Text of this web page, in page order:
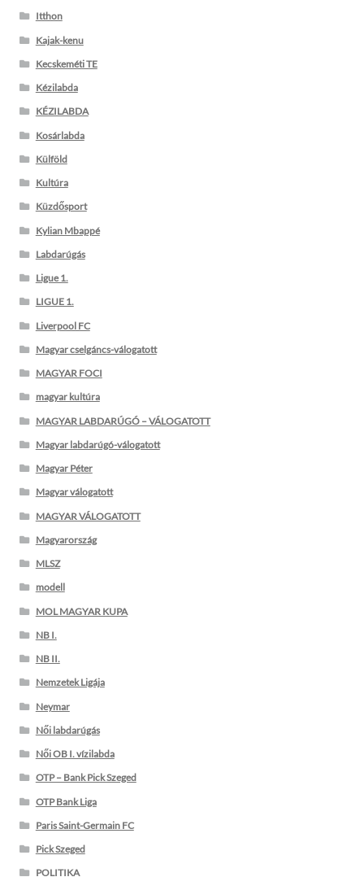
Itthon
Kajak-kenu
Kecskeméti TE
Kézilabda
KÉZILABDA
Kosárlabda
Külföld
Kultúra
Küzdősport
Kylian Mbappé
Labdarúgás
Ligue 1.
LIGUE 1.
Liverpool FC
Magyar cselgáncs-válogatott
MAGYAR FOCI
magyar kultúra
MAGYAR LABDARÚGÓ – VÁLOGATOTT
Magyar labdarúgó-válogatott
Magyar Péter
Magyar válogatott
MAGYAR VÁLOGATOTT
Magyarország
MLSZ
modell
MOL MAGYAR KUPA
NB I.
NB II.
Nemzetek Ligája
Neymar
Női labdarúgás
Női OB I. vízilabda
OTP – Bank Pick Szeged
OTP Bank Liga
Paris Saint-Germain FC
Pick Szeged
POLITIKA